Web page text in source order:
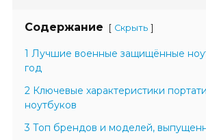
Содержание [ Скрыть ]
1 Лучшие военные защищённые
год
2 Ключевые характеристики
ноутбуков
3 Топ брендов и моделей,